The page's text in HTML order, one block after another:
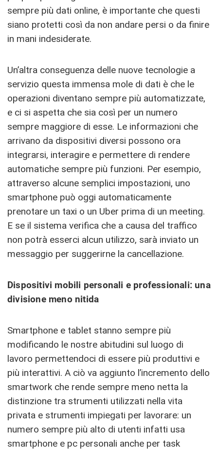
sempre più dati online, è importante che questi
siano protetti così da non andare persi o da finire
in mani indesiderate.
Un’altra conseguenza delle nuove tecnologie a
servizio questa immensa mole di dati è che le
operazioni diventano sempre più automatizzate,
e ci si aspetta che sia così per un numero
sempre maggiore di esse. Le informazioni che
arrivano da dispositivi diversi possono ora
integrarsi, interagire e permettere di rendere
automatiche sempre più funzioni. Per esempio,
attraverso alcune semplici impostazioni, uno
smartphone può oggi automaticamente
prenotare un taxi o un Uber prima di un meeting.
E se il sistema verifica che a causa del traffico
non potrà esserci alcun utilizzo, sarà inviato un
messaggio per suggerirne la cancellazione.
Dispositivi mobili personali e professionali: una
divisione meno nitida
Smartphone e tablet stanno sempre più
modificando le nostre abitudini sul luogo di
lavoro permettendoci di essere più produttivi e
più interattivi. A ciò va aggiunto l’incremento dello
smartwork che rende sempre meno netta la
distinzione tra strumenti utilizzati nella vita
privata e strumenti impiegati per lavorare: un
numero sempre più alto di utenti infatti usa
smartphone e pc personali anche per task